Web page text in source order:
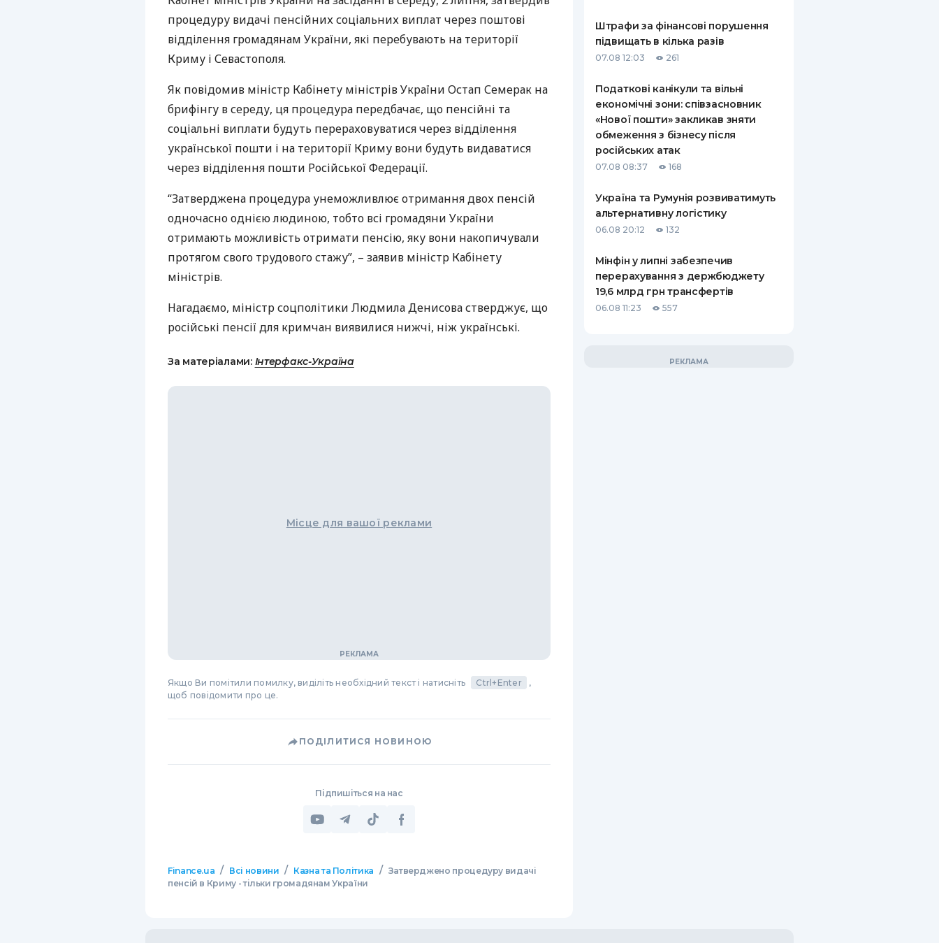
РЕЙТИНГ ДЕБЕТОВИХ
КАРТОК
ПУТІВНИКИ ПО
ПУТІВНИКИ ПО
СТРАХУВАННЮ
ВСІ СТРАХОВІ ПОЛІСИ
СТРАХОВІ КОМПАНІЇ
ВІДГУКИ ПРО СТРАХОВІ
КОМПАНІЇ
процедуру видачі пенсійних соціальних виплат через поштові
відділення громадянам України, які перебувають на території
Криму і Севастополя.
Як повідомив міністр Кабінету міністрів України Остап Семерак на
брифінгу в середу, ця процедура передбачає, що пенсійні та
соціальні виплати будуть перераховуватися через відділення
української пошти і на території Криму вони будуть видаватися
через відділення пошти Російської Федерації.
“Затверджена процедура унеможливлює отримання двох пенсій
одночасно однією людиною, тобто всі громадяни України
отримають можливість отримати пенсію, яку вони накопичували
протягом свого трудового стажу”, – заявив міністр Кабінету
міністрів.
Нагадаємо, міністр соцполітики Людмила Денисова стверджує, що
російські пенсії для кримчан виявилися нижчі, ніж українські.
За матеріалами: Інтерфакс-Україна
Місце для вашої реклами
Якщо Ви помітили помилку, виділіть необхідний текст і натисніть Ctrl+Enter
,
щоб повідомити про це.
ПОДІЛИТИСЯ НОВИНОЮ
Підпишіться на нас
Finance.ua / Всі новини / Казна та Політика / Затверджено процедуру видачі
пенсій в Криму - тільки громадянам України
Штрафи за фінансові порушення
підвищать в кілька разів
07.08 12:03 261
Податкові канікули та вільні
економічні зони: співзасновник
«Нової пошти» закликав зняти
обмеження з бізнесу після
російських атак
07.08 08:37 168
Україна та Румунія розвиватимуть
альтернативну логістику
06.08 20:12 132
Мінфін у липні забезпечив
перерахування з держбюджету
19,6 млрд грн трансфертів
06.08 11:23 557